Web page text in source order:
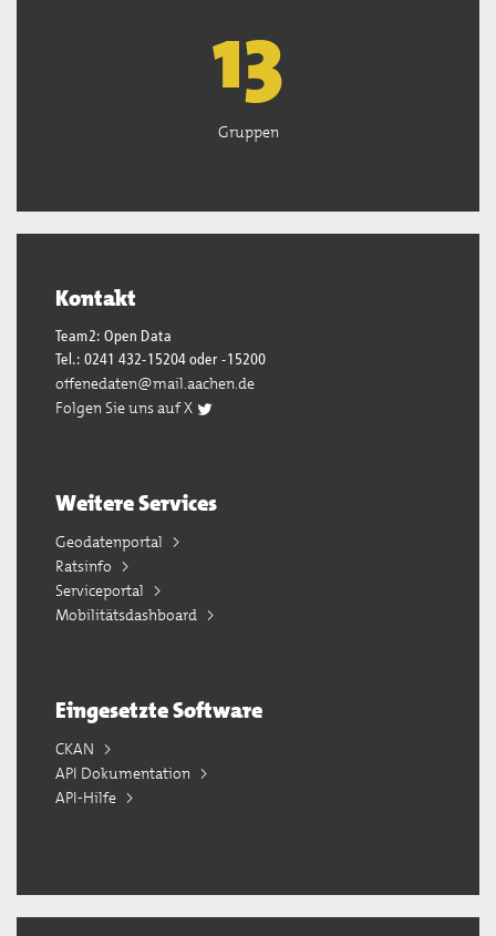
13
Gruppen
Kontakt
Team2: Open Data
Tel.: 0241 432-15204 oder -15200
offenedaten@mail.aachen.de
Folgen Sie uns auf X
Weitere Services
Geodatenportal
Ratsinfo
Serviceportal
Mobilitätsdashboard
Eingesetzte Software
CKAN
API Dokumentation
API-Hilfe